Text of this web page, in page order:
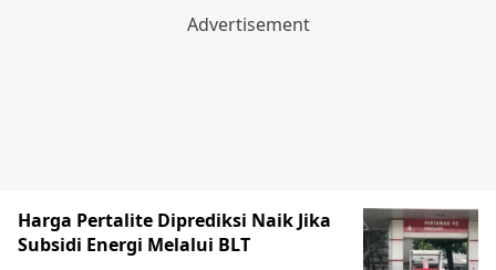
Harga Pertalite Diprediksi Naik Jika
Subsidi Energi Melalui BLT